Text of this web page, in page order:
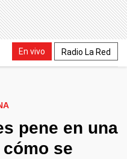
En vivo Radio La Red
pene en una
se